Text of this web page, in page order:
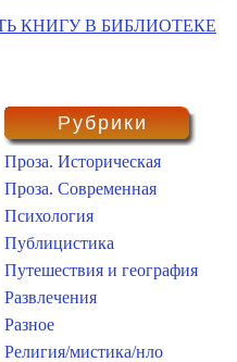
КНИГУ В БИБЛИОТЕКЕ
Рубрики
Проза. Историческая
Проза. Современная
Психология
Публицистика
Путешествия и география
Развлечения
Разное
Религия/мистика/нло